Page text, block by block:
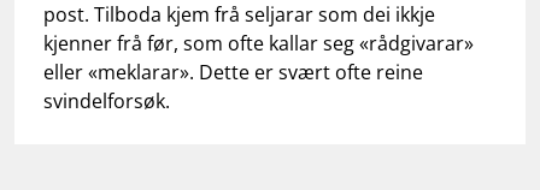
post. Tilboda kjem frå seljarar som dei ikkje
kjenner frå før, som ofte kallar seg «rådgivarar»
eller «meklarar». Dette er svært ofte reine
svindelforsøk.